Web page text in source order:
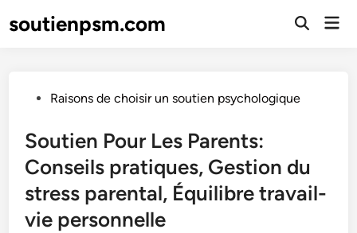
tosoutienpsm.com
Open
PostedRaisons de choisir un soutien psychologique
Soutien Pour Les Parents:
Conseils pratiques, Gestion du
stress parental, Équilibre travail-
vie personnelle